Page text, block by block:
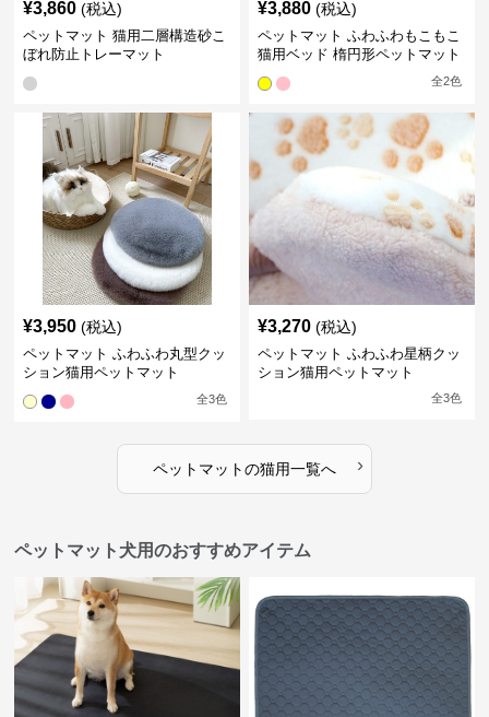
¥3,860 (税込)
ペットマット 猫用二層構造砂こ
ぼれ防止トレーマット
¥3,880 (税込)
ペットマット ふわふわもこもこ
猫用ベッド 楕円形ペットマット
全2色
¥3,950 (税込)
ペットマット ふわふわ丸型クッ
ション猫用ペットマット
全3色
¥3,270 (税込)
ペットマット ふわふわ星柄クッ
ション猫用ペットマット
全3色
ペットマットの猫用一覧へ ›
ペットマット犬用のおすすめアイテム